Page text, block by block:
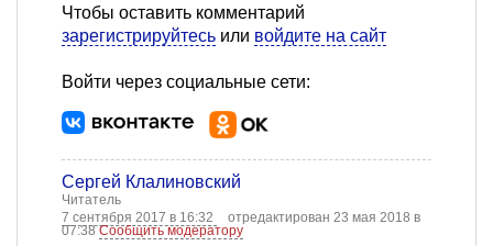
Чтобы оставить комментарий
зарегистрируйтесь или войдите на сайт
Войти через социальные сети:
Сергей Клалиновский
Читатель
7 сентября 2017 в 16:32
отредактирован 23 мая 2018 в
07:38Сообщить модератору